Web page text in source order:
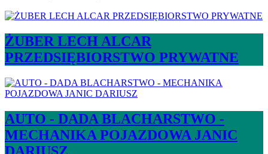
ŻUBER LECH ALCAR
PRZEDSIĘBIORSTWO PRYWATNE
AUTO - DADA BLACHARSTWO -
MECHANIKA POJAZDOWA JANIC
DARIUSZ